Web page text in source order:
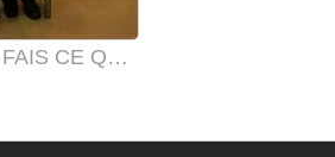
EN METS FAIS CE QU IL TE PLAIT